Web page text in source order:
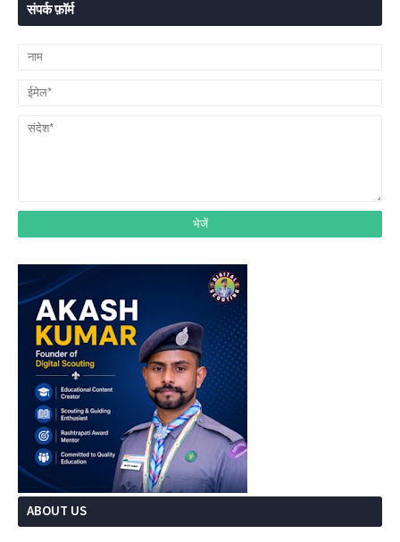
संपर्क फ़ॉर्म
ABOUT US